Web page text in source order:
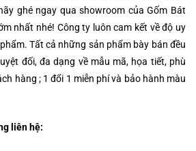
ghé ngay qua showroom củaGốm Bát
nhất nhé! Công ty luôn cam kết về độ uy
Tất cả những sản phẩm bày bán đều
đối, đa dạng về mẫu mã, họa tiết, phù
hàng ; 1 đổi 1 miễn phí và bảo hành màu
liên hệ: